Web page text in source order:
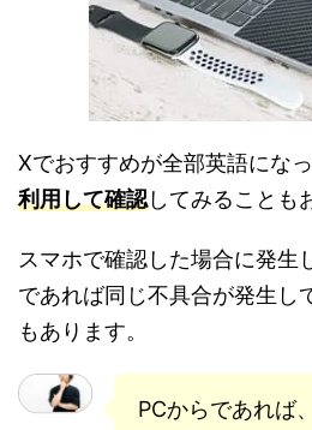
Xでおすすめが全部英語にな
利用して確認してみることも
スマホで確認した場合に発生
であれば同じ不具合が発生し
もあります。
PCからであれば